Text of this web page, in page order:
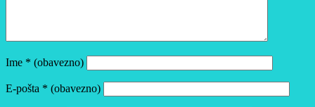
Ime * (obavezno)
E-pošta * (obavezno)